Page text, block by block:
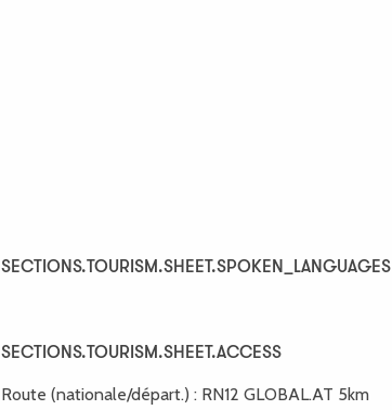
SECTIONS.TOURISM.SHEET.SPOKEN_LANGUAGES
SECTIONS.TOURISM.SHEET.SPOKEN_LANGUAGES
SECTIONS.TOURISM.SHEET.ACCESS
SECTIONS.TOURISM.SHEET.ACCESS
Route (nationale/départ.) : RN12 GLOBAL.AT 5km